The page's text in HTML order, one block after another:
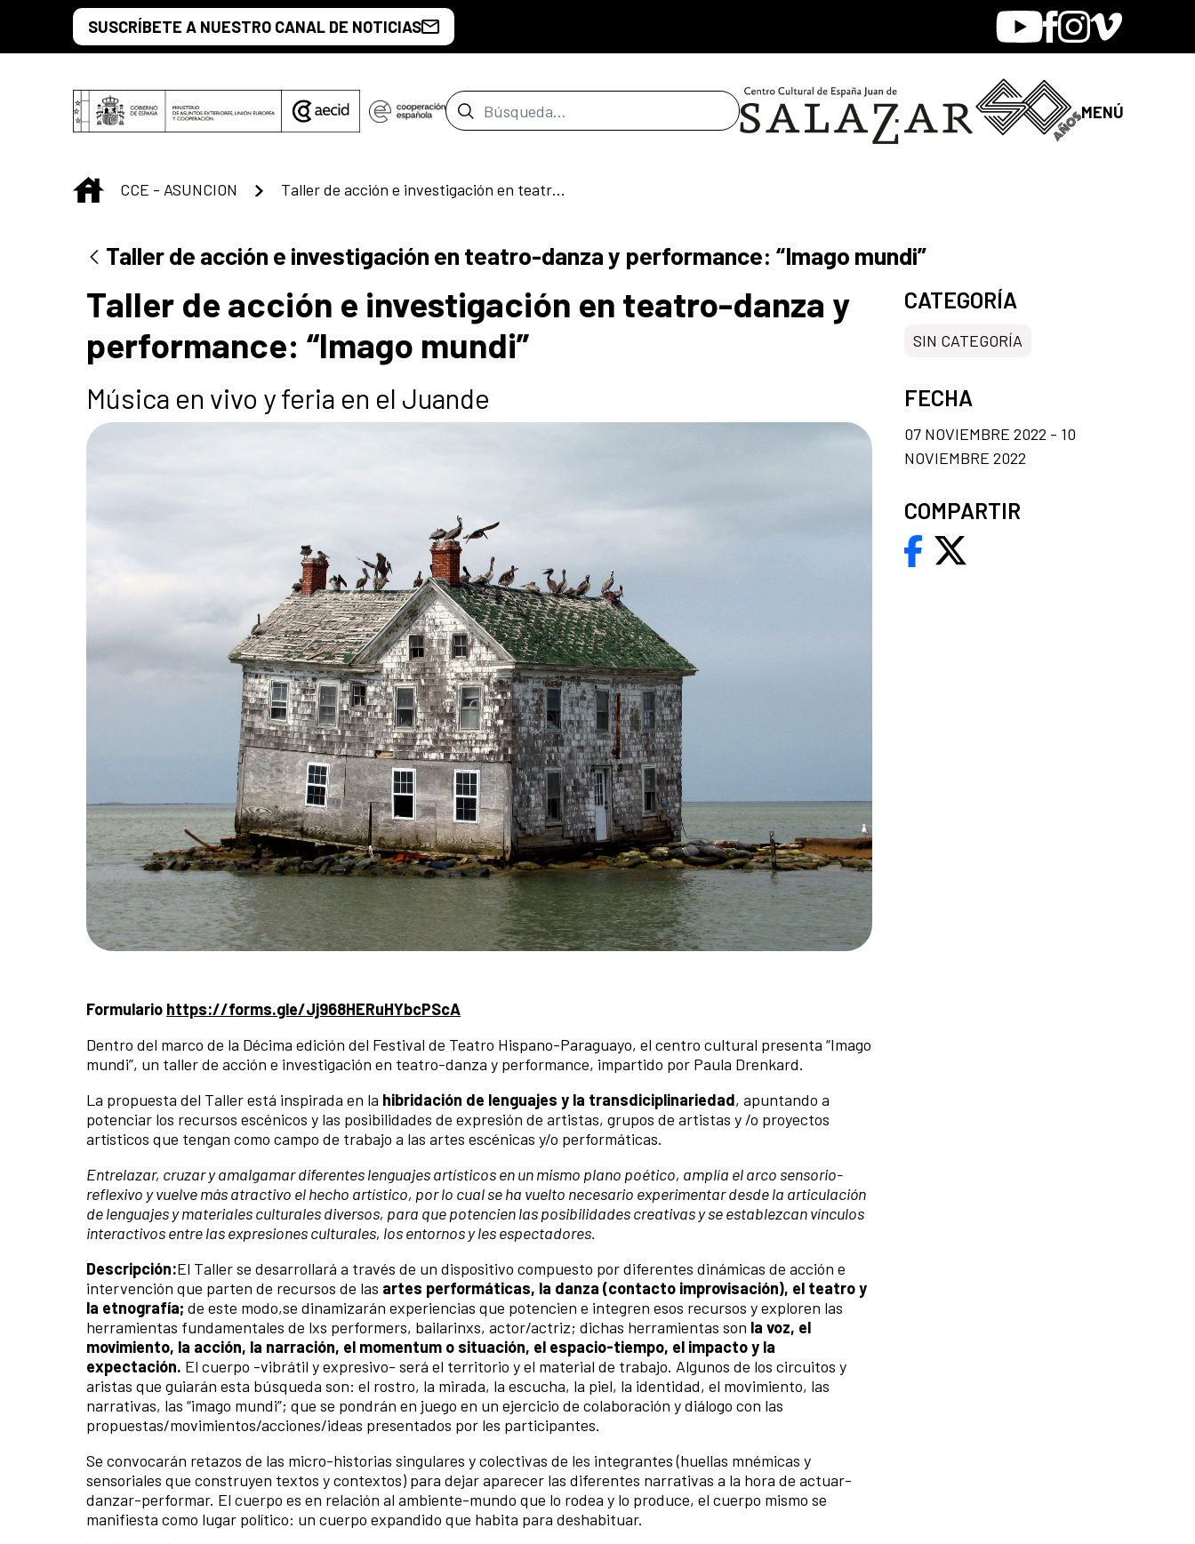
Saltar al contenido principal
SUSCRÍBETE A NUESTRO CANAL DE NOTICIAS YoutubeFacebook
Instagram
Vimeo
Barra de búsqueda MENÚ
INICIO
CCE - ASUNCION Taller de acción e investigación en teatro-danza y performance: “Imago mundi”
Taller de acción e investigación en teatro-danza y performance: “Imago mundi”
Taller de acción e investigación en teatro-danza y
performance: “Imago mundi”
Música en vivo y feria en el Juande
Formulario https://forms.gle/Jj968HERuHYbcPScA
Dentro del marco de la Décima edición del Festival de Teatro Hispano-Paraguayo, el centro cultural presenta “Imago
mundi”, un taller de acción e investigación en teatro-danza y performance, impartido por Paula Drenkard.
La propuesta del Taller está inspirada en la hibridación de lenguajes y la transdiciplinariedad, apuntando a
potenciar los recursos escénicos y las posibilidades de expresión de artistas, grupos de artistas y /o proyectos
artísticos que tengan como campo de trabajo a las artes escénicas y/o performáticas.
Entrelazar, cruzar y amalgamar diferentes lenguajes artísticos en un mismo plano poético, amplía el arco sensorio-
reflexivo y vuelve más atractivo el hecho artístico, por lo cual se ha vuelto necesario experimentar desde la articulación
de lenguajes y materiales culturales diversos, para que potencien las posibilidades creativas y se establezcan vínculos
interactivos entre las expresiones culturales, los entornos y les espectadores.
Descripción:El Taller se desarrollará a través de un dispositivo compuesto por diferentes dinámicas de acción e
intervención que parten de recursos de las artes performáticas, la danza (contacto improvisación), el teatro y
la etnografía; de este modo,se dinamizarán experiencias que potencien e integren esos recursos y exploren las
herramientas fundamentales de lxs performers, bailarinxs, actor/actriz; dichas herramientas son la voz, el
movimiento, la acción, la narración, el momentum o situación, el espacio-tiempo, el impacto y la
expectación. El cuerpo -vibrátil y expresivo- será el territorio y el material de trabajo. Algunos de los circuitos y
aristas que guiarán esta búsqueda son: el rostro, la mirada, la escucha, la piel, la identidad, el movimiento, las
narrativas, las “imago mundi”; que se pondrán en juego en un ejercicio de colaboración y diálogo con las
propuestas/movimientos/acciones/ideas presentados por les participantes.
Se convocarán retazos de las micro-historias singulares y colectivas de les integrantes (huellas mnémicas y
sensoriales que construyen textos y contextos) para dejar aparecer las diferentes narrativas a la hora de actuar-
danzar-performar. El cuerpo es en relación al ambiente-mundo que lo rodea y lo produce, el cuerpo mismo se
manifiesta como lugar político: un cuerpo expandido que habita para deshabituar.
CATEGORÍA
SIN CATEGORÍA
FECHA
07 NOVIEMBRE 2022 - 10
NOVIEMBRE 2022
COMPARTIR